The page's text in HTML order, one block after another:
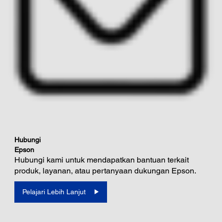
Hubungi
Epson
Hubungi kami untuk mendapatkan bantuan terkait
produk, layanan, atau pertanyaan dukungan Epson.
Pelajari Lebih Lanjut